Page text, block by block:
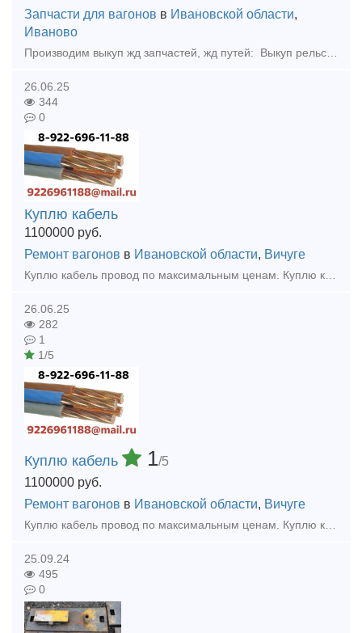
Запчасти для вагонов в Ивановской области,
Иваново
Производим выкуп жд запчастей, жд путей: Выкуп рельс, Колесные пары бу, Накладки Подкладки под рельс новые и бу. Болты, костыли, шайбы, клемма пк, шурупы. Выкупаем рельсы железнодорожные, трамвайны
26.06.25
344
0
Куплю кабель
1100000 руб.
Ремонт вагонов в Ивановской области, Вичуге
Куплю кaбeль провод по максимальным ценам. Куплю кабель силовой, кабель контрольный, кабель гибкий шланговый, провод с хранения, невостребованный, неликвид, остатки, новый, оптом, Дорого.
26.06.25
282
1
1/5
Куплю кабель 1/5
1100000 руб.
Ремонт вагонов в Ивановской области, Вичуге
Куплю кaбeль провод по максимальным ценам. Куплю кабель силовой, кабель контрольный, кабель гибкий шланговый, провод с хранения, невостребованный, неликвид, остатки, новый, оптом, Дорого.
25.09.24
495
0